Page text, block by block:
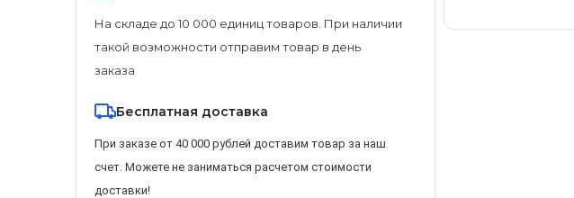
На складе до 10 000 единиц товаров. При наличии
такой возможности отправим товар в день
заказа
Бесплатная доставка
При заказе от 40 000 рублей доставим товар за наш
счет. Можете не заниматься расчетом стоимости
доставки!